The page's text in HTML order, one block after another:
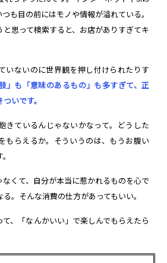
も目の前にはモノや情報が溢れている。
思って検索すると、お店がありすぎてキ
いないのに世界観を押し付けられたりす
肢」も「意味のあるもの」も多すぎて、正
いです。
きているんじゃないかなって。どうした
もらえるか。そういうのは、もうお腹い
くて、自分が本当に惹かれるものを心で
。そんな消費の仕方があってもいい。
て、「なんかいい」で楽しんでもらえたら